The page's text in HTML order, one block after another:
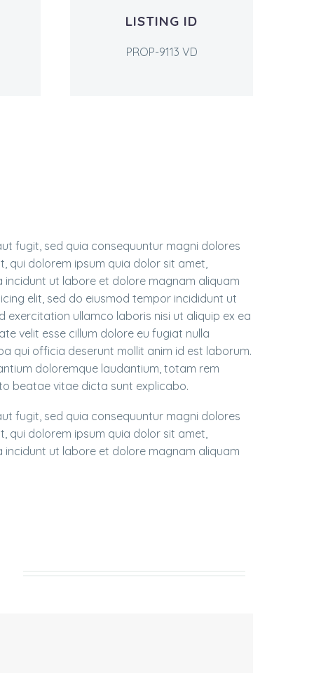
LISTING ID
PROP-9113 VD
fugit, sed quia consequuntur magni dolores
qui dolorem ipsum quia dolor sit amet,
ut labore et dolore magnam aliquam
elit, sed do eiusmod tempor incididunt ut
exercitation ullamco laboris nisi ut aliquip ex ea
velit esse cillum dolore eu fugiat nulla
qui officia deserunt mollit anim id est laborum.
doloremque laudantium, totam rem
beatae vitae dicta sunt explicabo.
fugit, sed quia consequuntur magni dolores
qui dolorem ipsum quia dolor sit amet,
ut labore et dolore magnam aliquam